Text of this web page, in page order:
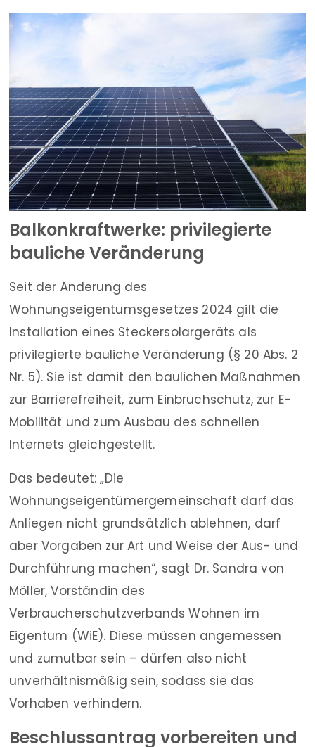
Balkonkraftwerke: privilegierte
bauliche Veränderung
Seit der Änderung des
Wohnungseigentumsgesetzes 2024 gilt die
Installation eines Steckersolargeräts als
privilegierte bauliche Veränderung (§ 20 Abs. 2
Nr. 5). Sie ist damit den baulichen Maßnahmen
zur Barrierefreiheit, zum Einbruchschutz, zur E-
Mobilität und zum Ausbau des schnellen
Internets gleichgestellt.
Das bedeutet: „Die
Wohnungseigentümergemeinschaft darf das
Anliegen nicht grundsätzlich ablehnen, darf
aber Vorgaben zur Art und Weise der Aus- und
Durchführung machen“, sagt Dr. Sandra von
Möller, Vorständin des
Verbraucherschutzverbands Wohnen im
Eigentum (WiE). Diese müssen angemessen
und zumutbar sein – dürfen also nicht
unverhältnismäßig sein, sodass sie das
Vorhaben verhindern.
Beschlussantrag vorbereiten und